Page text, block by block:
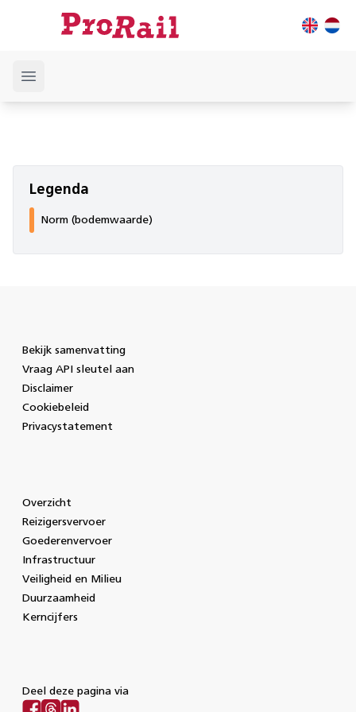
Open main menu
Legenda
Norm (bodemwaarde)
Bekijk samenvatting
Vraag API sleutel aan
Disclaimer
Cookiebeleid
Privacystatement
Overzicht
Reizigersvervoer
Goederenvervoer
Infrastructuur
Veiligheid en Milieu
Duurzaamheid
Kerncijfers
Deel deze pagina via